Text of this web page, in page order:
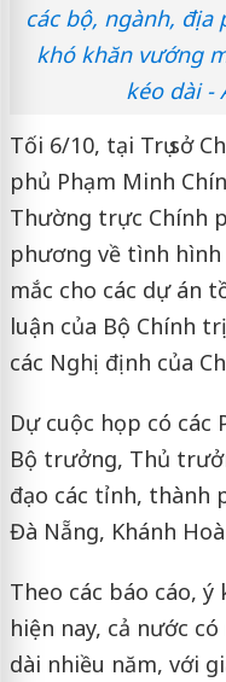
các bộ, ngành,
khó khăn vướng
kéo dài -
Tối 6/10, tại Trụ sở
phủ Phạm Minh
Thường trực Chính
phương về tình
mắc cho các dự án
luận của Bộ Chính
các Nghị định của
Dự cuộc họp có các
Bộ trưởng, Thủ
đạo các tỉnh, thành
Đà Nẵng, Khánh
Theo các báo cáo,
hiện nay, cả nước
dài nhiều năm, với